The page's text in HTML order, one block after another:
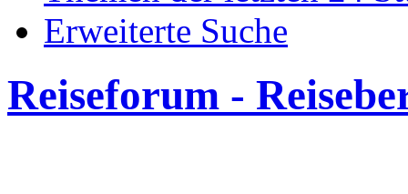
Erweiterte Suche
Reiseforum -